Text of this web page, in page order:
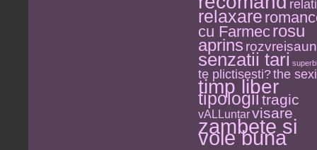
relaxare
cu Farmecrosu
aprins
senzatii tari
te plictisesti?the
timp liber
tipologiitragic
vALLuntarvisare
zambete si
voie buna